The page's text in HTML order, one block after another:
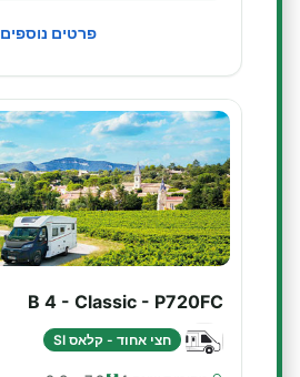
פרטים נוספים
B 4 - Classic - P720FC
חצי אחוד - קלאס SI